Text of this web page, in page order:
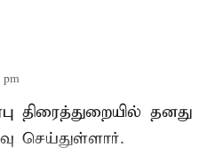
pm
திரைத்துறையில் தனது
செய்துள்ளார்.